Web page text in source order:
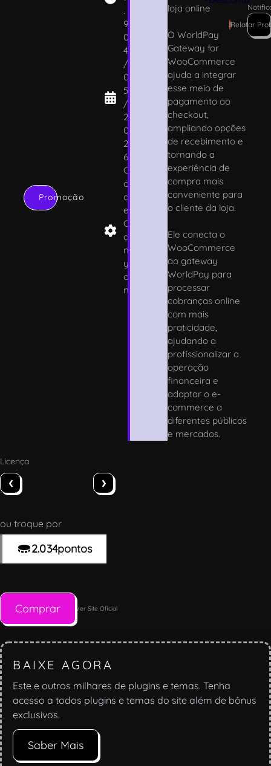
Promoção
.
9
0
4
/
0
5
/
2
0
2
6
C
o
d
e
C
a
n
y
o
n
loja online
O WorldPay
Gateway for
WooCommerce
ajuda a integrar
esse meio de
pagamento ao
checkout,
ampliando opções
de recebimento e
tornando a
experiência de
compra mais
conveniente para
o cliente da loja.
Ele conecta o
WooCommerce
ao gateway
WorldPay para
processar
cobranças online
com mais
praticidade,
ajudando a
profissionalizar a
operação
financeira e
adaptar o e-
commerce a
diferentes públicos
e mercados.
!Relatar
Licença
‹ ›
ou troque por
2.034pontos
Comprar Ver Site Oficial
BAIXE AGORA
Este e outros milhares de plugins e temas. Tenha
acesso a todos plugins e temas do site além de bônus
exclusivos.
Saber Mais